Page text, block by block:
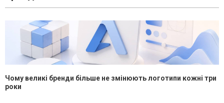
Чому великі бренди більше не змінюють логотипи кожні три
роки